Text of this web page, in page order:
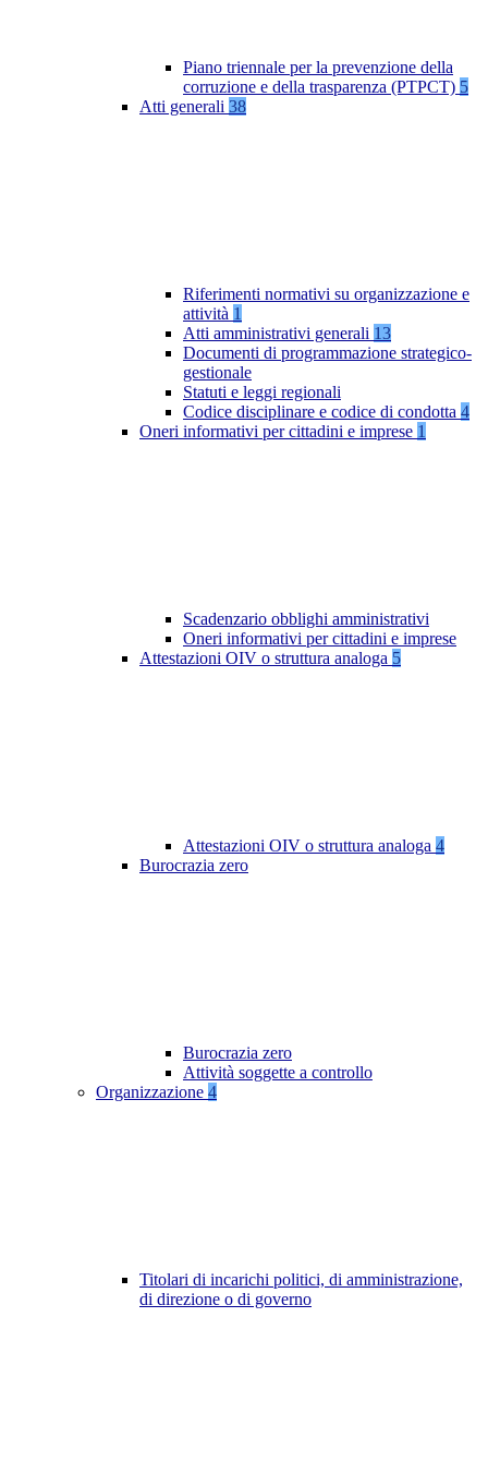
Piano triennale per la prevenzione della
corruzione e della trasparenza (PTPCT) 5
Atti generali 38
Riferimenti normativi su organizzazione e
attività 1
Atti amministrativi generali 13
Documenti di programmazione strategico-
gestionale
Statuti e leggi regionali
Codice disciplinare e codice di condotta 4
Oneri informativi per cittadini e imprese 1
Scadenzario obblighi amministrativi
Oneri informativi per cittadini e imprese
Attestazioni OIV o struttura analoga 5
Attestazioni OIV o struttura analoga 4
Burocrazia zero
Burocrazia zero
Attività soggette a controllo
Organizzazione 4
Titolari di incarichi politici, di amministrazione,
di direzione o di governo